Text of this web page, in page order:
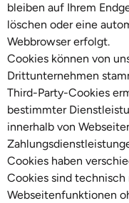
bleiben auf Ihrem
löschen oder eine
Webbrowser erfolgt.
Cookies können von
Drittunternehmen
Third-Party-Cookies
bestimmter
innerhalb von
Cookies haben
Cookies sind
Webseitenfunktionen